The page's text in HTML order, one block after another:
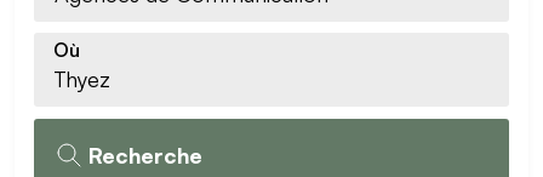
Où
Recherche